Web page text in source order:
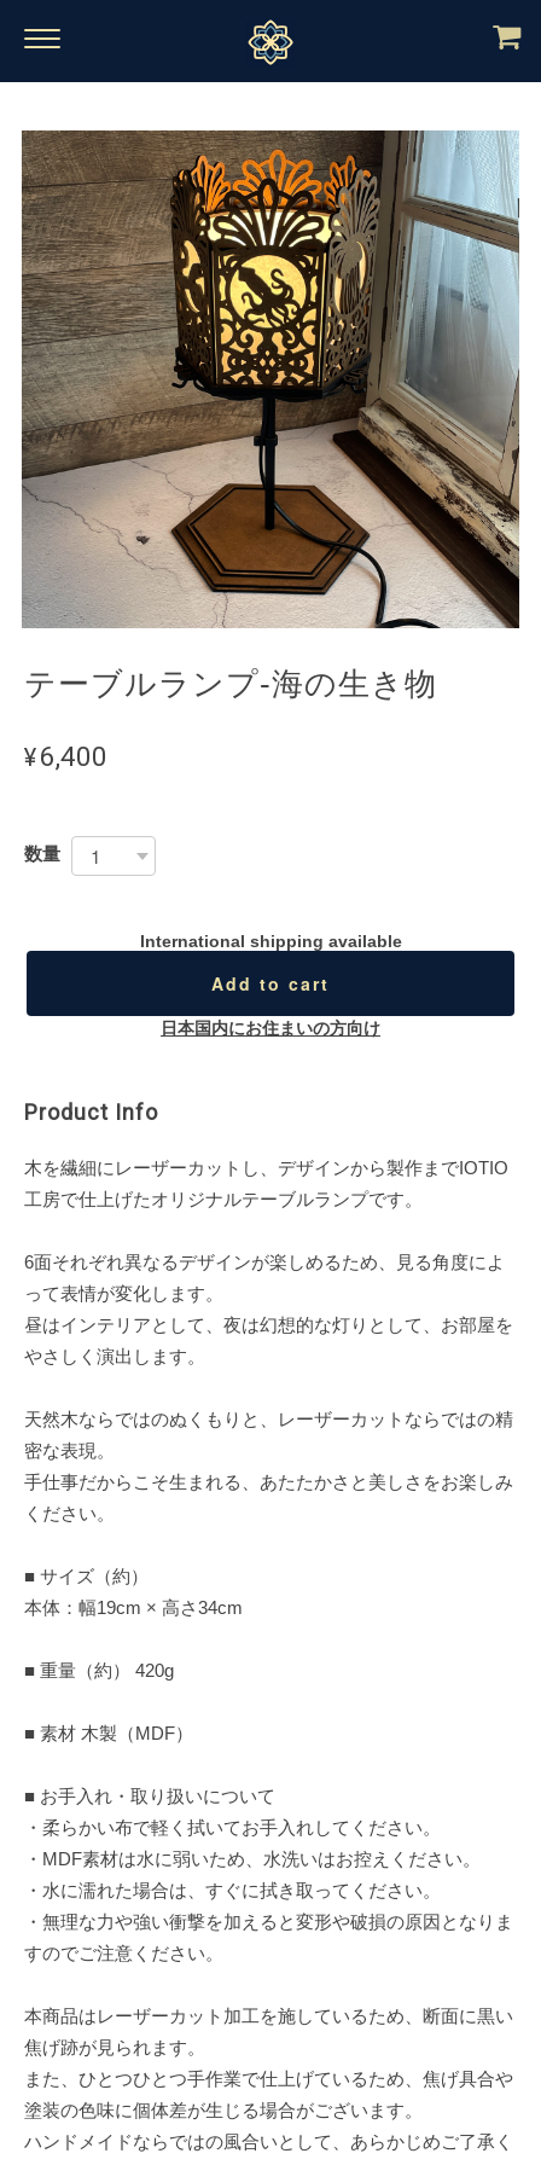
テーブルランプ-海の生き物
¥6,400
数量
International shipping available
Add to cart
日本国内にお住まいの方向け
Product Info
木を繊細にレーザーカットし、デザインから製作までIOTIO
工房で仕上げたオリジナルテーブルランプです。
6面それぞれ異なるデザインが楽しめるため、見る角度によ
って表情が変化します。
昼はインテリアとして、夜は幻想的な灯りとして、お部屋を
やさしく演出します。
天然木ならではのぬくもりと、レーザーカットならではの精
密な表現。
手仕事だからこそ生まれる、あたたかさと美しさをお楽しみ
ください。
■ サイズ（約）
本体：幅19cm × 高さ34cm
■ 重量（約） 420g
■ 素材 木製（MDF）
■ お手入れ・取り扱いについて
・柔らかい布で軽く拭いてお手入れしてください。
・MDF素材は水に弱いため、水洗いはお控えください。
・水に濡れた場合は、すぐに拭き取ってください。
・無理な力や強い衝撃を加えると変形や破損の原因となりま
すのでご注意ください。
本商品はレーザーカット加工を施しているため、断面に黒い
焦げ跡が見られます。
また、ひとつひとつ手作業で仕上げているため、焦げ具合や
塗装の色味に個体差が生じる場合がございます。
ハンドメイドならではの風合いとして、あらかじめご了承く